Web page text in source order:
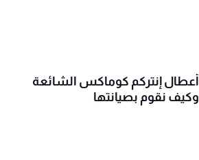
أعطال إنتركم كوماكس الشائعة
وكيف نقوم بصيانتها